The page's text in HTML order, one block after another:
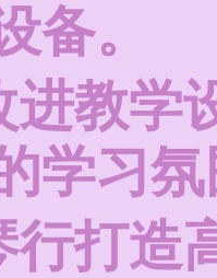
备。
进教学
学习
行打造